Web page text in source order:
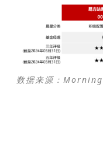
数据来源：